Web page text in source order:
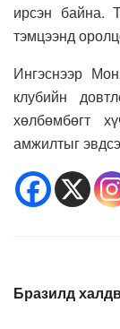
ирсэн байна.
тэмцээнд
Ингэснээр
клубийн
хөлбөмбөгт
амжилтыг
Бразилд